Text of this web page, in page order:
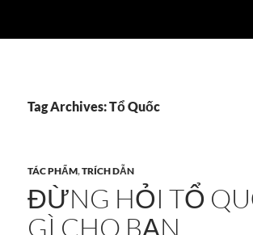
Tag Archives: Tổ Quốc
TÁC PHẨM,TRÍCH DẪN
ĐỪNG HỎI TỔ
GÌ CHO BẠN